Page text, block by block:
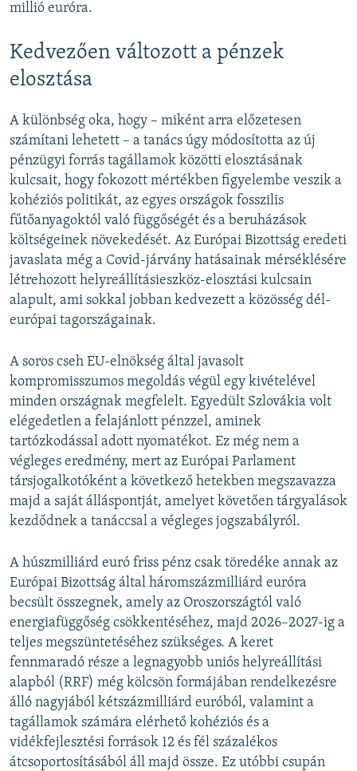
millió euróra.
Kedvezően változott a pénzek
elosztása
A különbség oka, hogy – miként arra előzetesen
számítani lehetett – a tanács úgy módosította az új
pénzügyi forrás tagállamok közötti elosztásának
kulcsait, hogy fokozott mértékben figyelembe veszik a
kohéziós politikát, az egyes országok fosszilis
fűtőanyagoktól való függőségét és a beruházások
költségeinek növekedését. Az Európai Bizottság eredeti
javaslata még a Covid-járvány hatásainak mérséklésére
létrehozott helyreállításieszköz-elosztási kulcsain
alapult, ami sokkal jobban kedvezett a közösség dél-
európai tagországainak.
A soros cseh EU-elnökség által javasolt
kompromisszumos megoldás végül egy kivételével
minden országnak megfelelt. Egyedült Szlovákia volt
elégedetlen a felajánlott pénzzel, aminek
tartózkodással adott nyomatékot. Ez még nem a
végleges eredmény, mert az Európai Parlament
társjogalkotóként a következő hetekben megszavazza
majd a saját álláspontját, amelyet követően tárgyalások
kezdődnek a tanáccsal a végleges jogszabályról.
A húszmilliárd euró friss pénz csak töredéke annak az
Európai Bizottság által háromszázmilliárd euróra
becsült összegnek, amely az Oroszországtól való
energiafüggőség csökkentéséhez, majd 2026–2027-ig a
teljes megszüntetéséhez szükséges. A keret
fennmaradó része a legnagyobb uniós helyreállítási
alapból (RRF) még kölcsön formájában rendelkezésre
álló nagyjából kétszázmilliárd euróból, valamint a
tagállamok számára elérhető kohéziós és a
vidékfejlesztési források 12 és fél százalékos
átcsoportosításából áll majd össze. Ez utóbbi csupán